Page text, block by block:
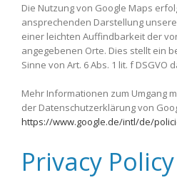
Die Nutzung von Google Maps
ansprechenden Darstellung
einer leichten Auffindbarkeit der
angegebenen Orte. Dies stellt ein
Sinne von Art. 6 Abs. 1 lit. f DSGVO
Mehr Informationen zum Umgang
der Datenschutzerklärung von
https://www.google.de/intl/de/
Privacy Policy